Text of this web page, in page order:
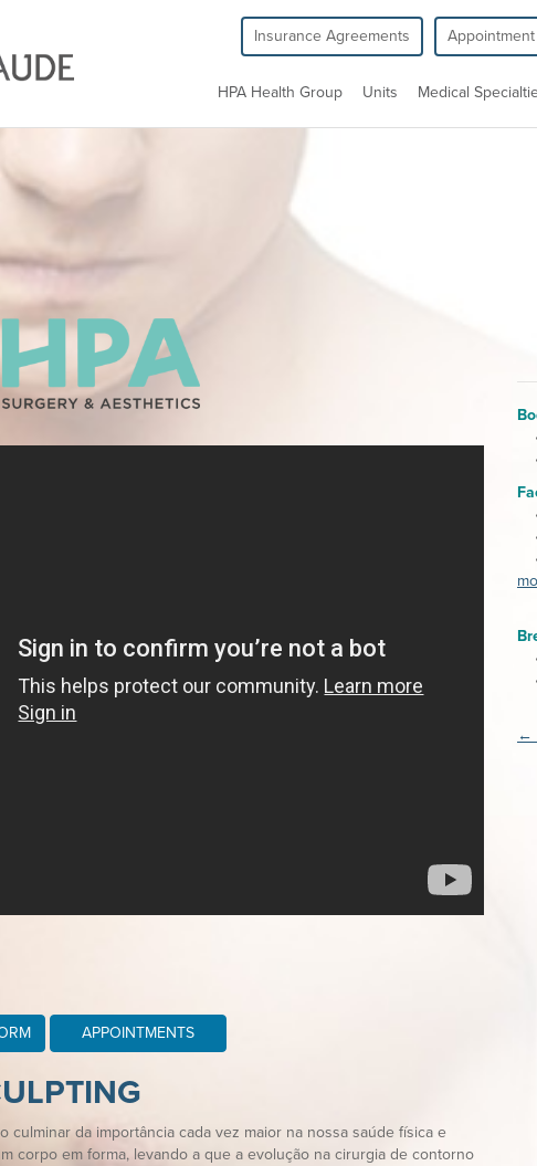
Insurance Agreements Appointment
HPA Health Group Units Medical
APPOINTMENTS
culminar da importância cada vez maior na nossa saúde física e
corpo em forma, levando a que a evolução na cirurgia de contorno
←